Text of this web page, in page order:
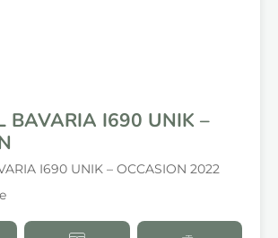
BAVARIA I690 UNIK –
I690 UNIK – OCCASION 2022